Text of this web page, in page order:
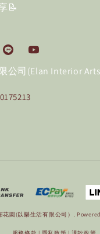
📝
公司(Elan Interior
花園(以樂生活有限公司）.